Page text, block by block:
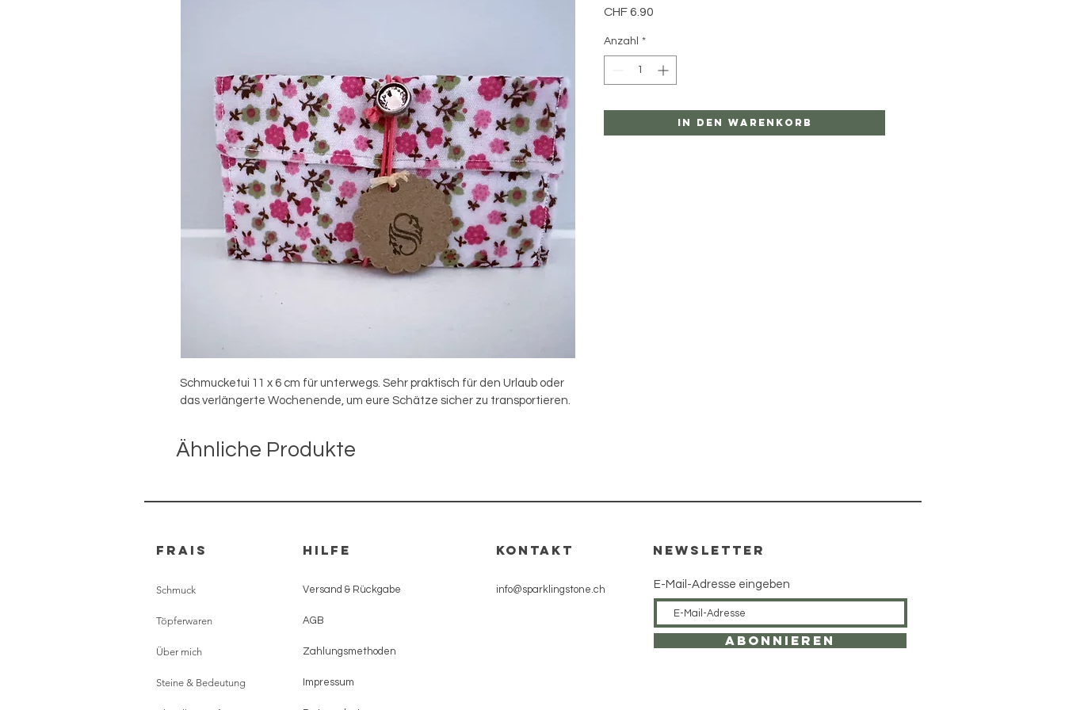
Schmucketui 11 x 6 cm für unterwegs. Sehr praktisch für den Urlaub oder
das verlängerte Wochenende, um eure Schätze sicher zu transportieren.
CHF 6.90
Anzahl *
In den Warenkorb
Ähnliche Produkte
FRAIS
Schmuck
Töpferwaren
Über mich
Steine & Bedeutung
HILFE
Versand & Rückgabe
AGB
Zahlungsmethoden
Impressum
KONTAKT
info@sparklingstone.ch
NEWSLETTER
E-Mail-Adresse eingeben
Abonnieren